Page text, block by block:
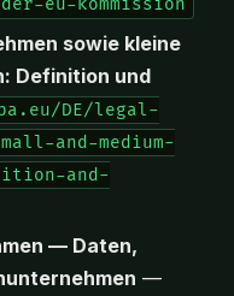
eu-kommission
sowie kleine
Definition und
DE/legal-
and-medium-
and-
— Daten,
—